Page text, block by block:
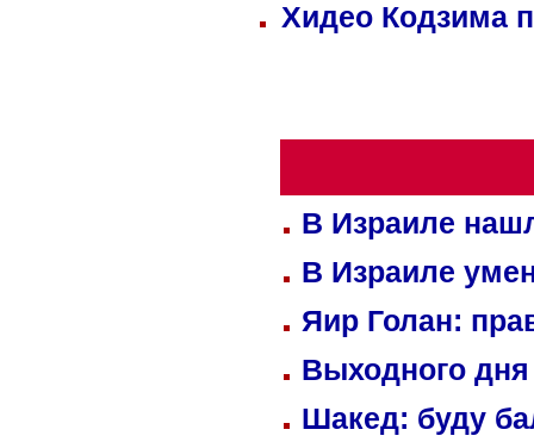
Хидео Кодзима
В Израиле
В Израиле
Яир Голан:
Выходного
Шакед: буду